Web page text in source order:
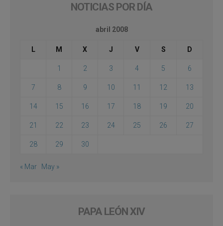
NOTICIAS POR DÍA
abril 2008
L M X J V S D
1 2 3 4 5 6
7 8 9 10 11 12 13
14 15 16 17 18 19 20
21 22 23 24 25 26 27
28 29 30
« Mar May »
PAPA LEÓN XIV